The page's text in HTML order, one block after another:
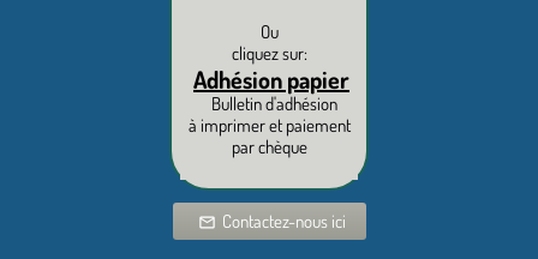
Ou
cliquez sur:
Adhésion papier
Bulletin d'adhésion
à imprimer et paiement
par chèque
mail_outline Contactez-nous ici